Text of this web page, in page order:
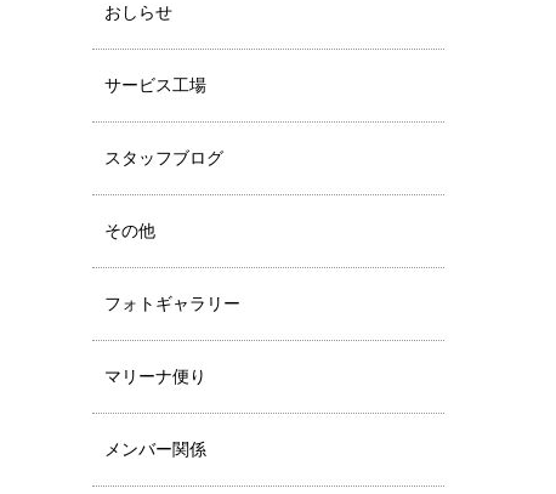
おしらせ
サービス工場
スタッフブログ
その他
フォトギャラリー
マリーナ便り
メンバー関係